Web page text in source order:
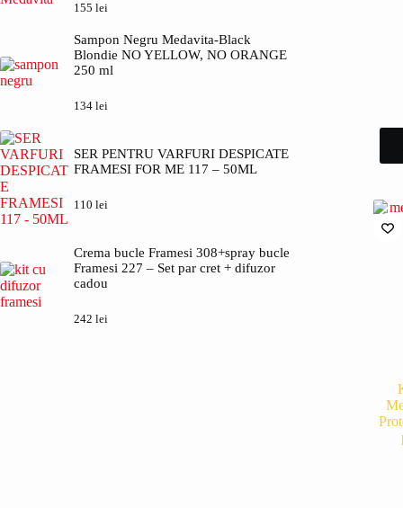
155 lei
Sampon Negru Medavita-Black
Blondie NO YELLOW, NO ORANGE
250 ml
134 lei
SER PENTRU VARFURI DESPICATE
FRAMESI FOR ME 117 – 50ML
110 lei
Crema bucle Framesi 308+spray bucle
Framesi 227 – Set par cret + difuzor
cadou
242 lei